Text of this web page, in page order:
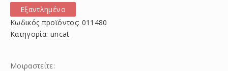
Εξαντλημένο
Κωδικός προϊόντος: 011480
Κατηγορία: uncat
Μοιραστείτε: